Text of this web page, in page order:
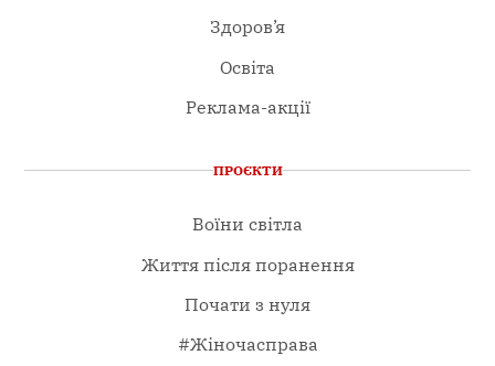
Здоров’я
Освіта
Реклама-акції
ПРОЄКТИ
Воїни світла
Життя після поранення
Почати з нуля
#Жіночасправа